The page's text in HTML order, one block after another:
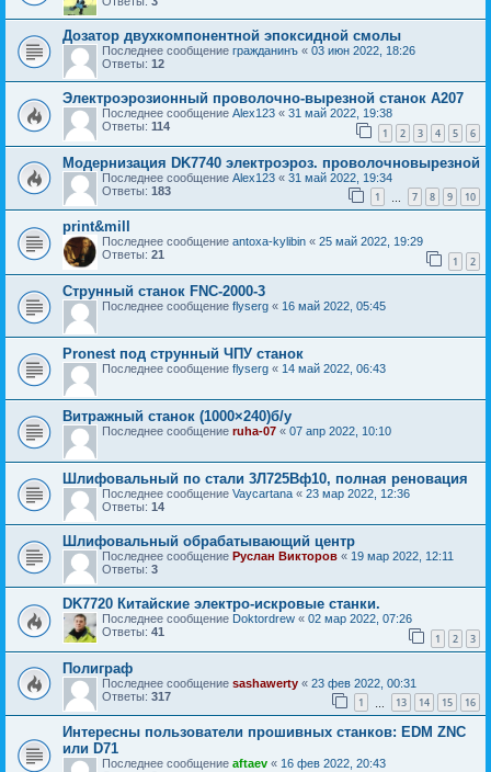
Дозатор двухкомпонентной эпоксидной смолы
Последнее сообщение гражданинъ « 03 июн 2022, 18:26
Ответы: 12
Электроэрозионный проволочно-вырезной станок А207
Последнее сообщение Alex123 « 31 май 2022, 19:38
Ответы: 114 1 2 3 4 5 6
Модернизация DK7740 электроэроз. проволочновырезной
Последнее сообщение Alex123 « 31 май 2022, 19:34
Ответы: 183 1 7 8 9 10
print&mill
Последнее сообщение antoxa-kylibin « 25 май 2022, 19:29
Ответы: 21 1 2
Струнный станок FNC-2000-3
Последнее сообщение flyserg « 16 май 2022, 05:45
Pronest под струнный ЧПУ станок
Последнее сообщение flyserg « 14 май 2022, 06:43
Витражный станок (1000×240)б/у
Последнее сообщение ruha-07 « 07 апр 2022, 10:10
Шлифовальный по стали 3Л725Вф10, полная реновация
Последнее сообщение Vaycartana « 23 мар 2022, 12:36
Ответы: 14
Шлифовальный обрабатывающий центр
Последнее сообщение Руслан Викторов « 19 мар 2022, 12:11
Ответы: 3
DK7720 Китайские электро-искровые станки.
Последнее сообщение Doktordrew « 02 мар 2022, 07:26
Ответы: 41 1 2 3
Полиграф
Последнее сообщение sashawerty « 23 фев 2022, 00:31
Ответы: 317 1 13 14 15 16
Интересны пользователи прошивных станков: EDM ZNC
или D71
Последнее сообщение aftaev « 16 фев 2022, 20:43